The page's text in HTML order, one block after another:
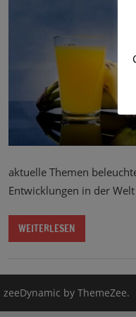
aktuelle Themen
Entwicklungen in der
WEITERLESEN
by ThemeZee.